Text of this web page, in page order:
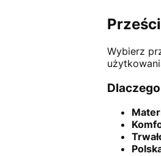
Wybierz